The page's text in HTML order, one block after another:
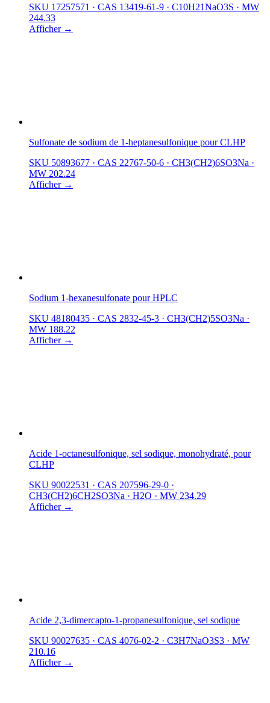
SKU 17257571 · CAS 13419-61-9 · C10H21NaO3S · MW
244.33
Afficher →
Sulfonate de sodium de 1-heptanesulfonique pour CLHP
SKU 50893677 · CAS 22767-50-6 · CH3(CH2)6SO3Na ·
MW 202.24
Afficher →
Sodium 1-hexanesulfonate pour HPLC
SKU 48180435 · CAS 2832-45-3 · CH3(CH2)5SO3Na ·
MW 188.22
Afficher →
Acide 1-octanesulfonique, sel sodique, monohydraté, pour
CLHP
SKU 90022531 · CAS 207596-29-0 ·
CH3(CH2)6CH2SO3Na · H2O · MW 234.29
Afficher →
Acide 2,3-dimercapto-1-propanesulfonique, sel sodique
SKU 90027635 · CAS 4076-02-2 · C3H7NaO3S3 · MW
210.16
Afficher →